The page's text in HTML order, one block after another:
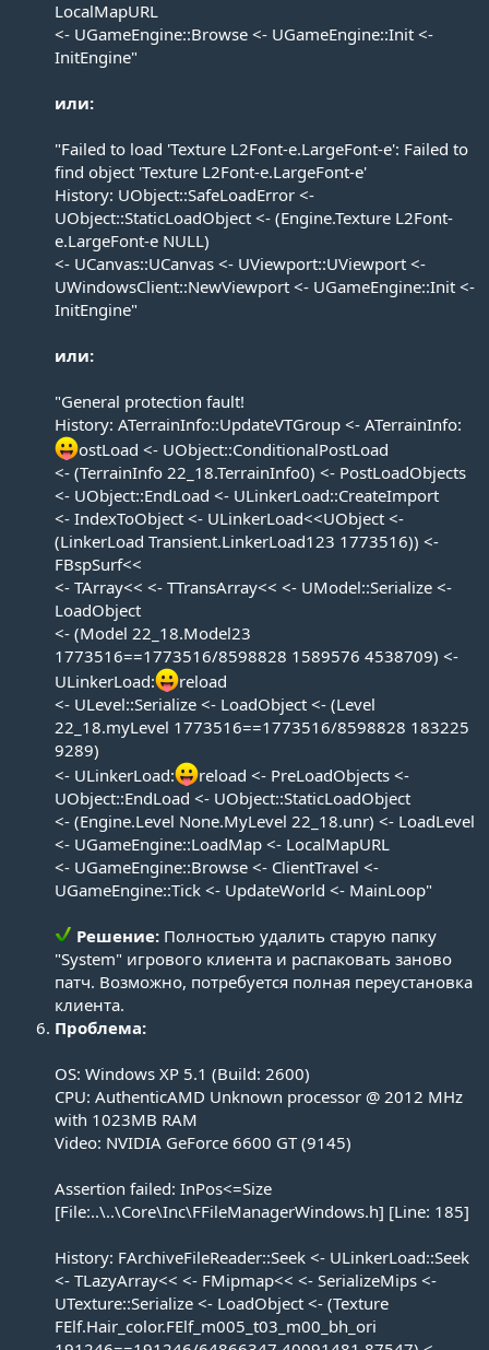
LocalMapURL
<- UGameEngine::Browse <- UGameEngine::Init <-
InitEngine"
или:
"Failed to load 'Texture L2Font-e.LargeFont-e': Failed to
find object 'Texture L2Font-e.LargeFont-e'
History: UObject::SafeLoadError <-
UObject::StaticLoadObject <- (Engine.Texture L2Font-
e.LargeFont-e NULL)
<- UCanvas::UCanvas <- UViewport::UViewport <-
UWindowsClient::NewViewport <- UGameEngine::Init <-
InitEngine"
или:
"General protection fault!
History: ATerrainInfo::UpdateVTGroup <- ATerrainInfo:
ostLoad <- UObject::ConditionalPostLoad
<- (TerrainInfo 22_18.TerrainInfo0) <- PostLoadObjects
<- UObject::EndLoad <- ULinkerLoad::CreateImport
<- IndexToObject <- ULinkerLoad<<UObject <-
(LinkerLoad Transient.LinkerLoad123 1773516)) <-
FBspSurf<<
<- TArray<< <- TTransArray<< <- UModel::Serialize <-
LoadObject
<- (Model 22_18.Model23
1773516==1773516/8598828 1589576 4538709) <-
ULinkerLoad:
reload
<- ULevel::Serialize <- LoadObject <- (Level
22_18.myLevel 1773516==1773516/8598828 183225
9289)
<- ULinkerLoad:
reload <- PreLoadObjects <-
UObject::EndLoad <- UObject::StaticLoadObject
<- (Engine.Level None.MyLevel 22_18.unr) <- LoadLevel
<- UGameEngine::LoadMap <- LocalMapURL
<- UGameEngine::Browse <- ClientTravel <-
UGameEngine::Tick <- UpdateWorld <- MainLoop"
Решение: Полностью удалить старую папку
"System" игрового клиента и распаковать заново
патч. Возможно, потребуется полная переустановка
клиента.​
Проблема:
OS: Windows XP 5.1 (Build: 2600)
CPU: AuthenticAMD Unknown processor @ 2012 MHz
with 1023MB RAM
Video: NVIDIA GeForce 6600 GT (9145)
Assertion failed: InPos<=Size
[File:..\..\Core\Inc\FFileManagerWindows.h] [Line: 185]
History: FArchiveFileReader::Seek <- ULinkerLoad::Seek
<- TLazyArray<< <- FMipmap<< <- SerializeMips <-
UTexture::Serialize <- LoadObject <- (Texture
FElf.Hair_color.FElf_m005_t03_m00_bh_ori